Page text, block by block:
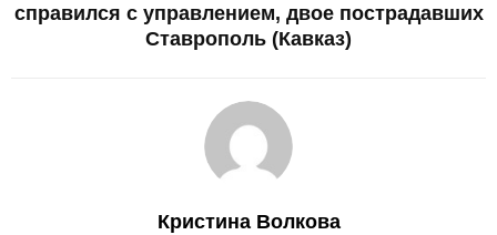
справился с управлением, двое пострадавших
Ставрополь (Кавказ)
Кристина Волкова